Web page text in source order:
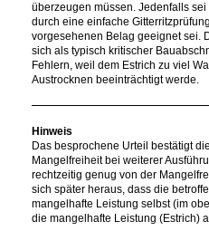
überzeugen müssen. Jedenfalls
durch eine einfache
vorgesehenen Belag geeignet sei.
sich als typisch kritischer
Fehlern, weil dem Estrich zu viel
Austrocknen beeinträchtigt werde.
Hinweis
Das besprochene Urteil bestätigt
Mangelfreiheit bei weiterer
rechtzeitig genug von der
sich später heraus, dass die
mangelhafte Leistung selbst (im
die mangelhafte Leistung (Estrich)